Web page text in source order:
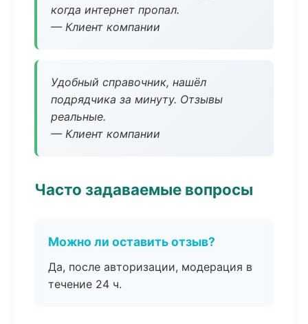
когда интернет пропал.
— Клиент компании
Удобный справочник, нашёл
подрядчика за минуту. Отзывы
реальные.
— Клиент компании
Часто задаваемые вопросы
Можно ли оставить отзыв?
Да, после авторизации, модерация в
течение 24 ч.